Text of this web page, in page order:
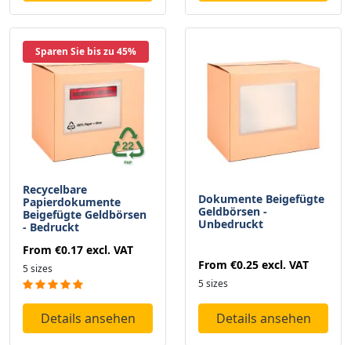
Sparen Sie bis zu 45%
Recycelbare
Papierdokumente
Beigefügte Geldbörsen
- Bedruckt
From €0.17 excl. VAT
5 sizes
Details ansehen
Dokumente Beigefügte
Geldbörsen -
Unbedruckt
From €0.25 excl. VAT
5 sizes
Details ansehen